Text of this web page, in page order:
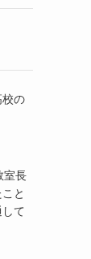
校の
室長
と
て